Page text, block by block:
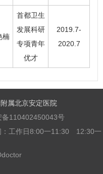
楠
首都卫生
发展科研
专项青年
优才
2019.7-
2020.7
属北京安定医院
备110402450043号
：工作日8:00一11:30 12:30一